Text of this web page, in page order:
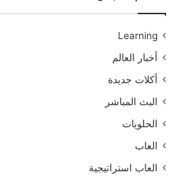
Learning
أخبار العالم
أكلات جديدة
البث المباشر
الحلويات
العاب
العاب استراتيجية